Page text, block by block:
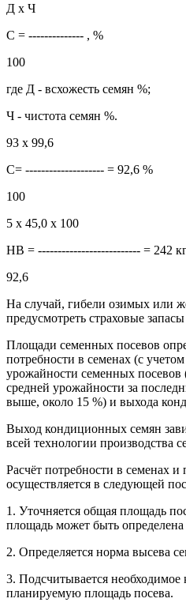
Д х Ч
С = -------------- , %
100
где Д - всхожесть семян %;
Ч - чистота семян %.
93 х 99,6
С= -------------------- = 92,6 %
100
5 х 45,0 х 100
НВ = -------------------------- = 242
92,6
На случай, гибели озимых или
предусмотреть страховые
Площади семенных посевов
потребности в семенах (с
урожайности семенных посевов
средней урожайности за
выше, около 15 %) и выхода
Выход кондиционных семян
всей технологии производства
Расчёт потребности в семенах
осуществляется в следующей
1. Уточняется общая площадь
площадь может быть определена
2. Определяется норма высева
3. Подсчитывается необходимое
планируемую площадь посева.